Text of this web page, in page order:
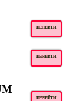
ПЕРЕЙТИ
ПЕРЕЙТИ
ПЕРЕЙТИ